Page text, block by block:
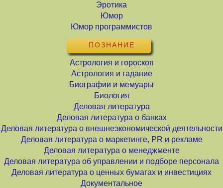
Эротика
Юмор
Юмор программистов
ПОЗНАНИЕ
Астрология и гороскоп
Астрология и гадание
Биографии и мемуары
Биология
Деловая литература
Деловая литература о банках
Деловая литература о внешнеэкономической деятельности
Деловая литература о маркетинге, PR и рекламе
Деловая литература о менеджменте
Деловая литература об управлении и подборе персонала
Деловая литература о ценных бумагах и инвестициях
Документальное